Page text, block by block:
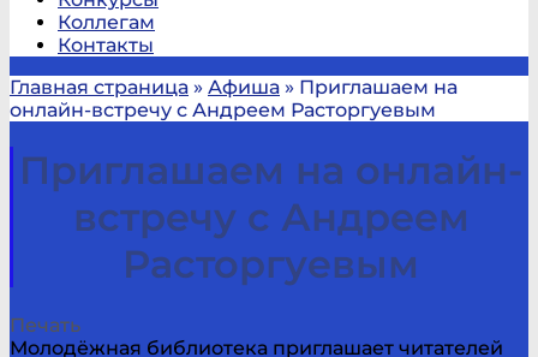
Коллегам
Контакты
Главная страница » Афиша » Приглашаем на
онлайн-встречу с Андреем Расторгуевым
Приглашаем на онлайн-
встречу с Андреем
Расторгуевым
Печать
Молодёжная библиотека приглашает читателей